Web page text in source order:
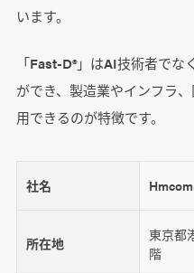
います。
「Fast-D®」はAI技術者で
ができ、製造業やインフラ
用できるのが特徴です。
社名
所在地
東京都
階